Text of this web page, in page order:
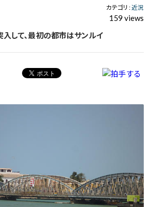
カテゴリ :近況
159 views
入して、最初の都市はサンルイ